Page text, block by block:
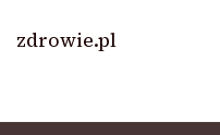
zdrowie.pl